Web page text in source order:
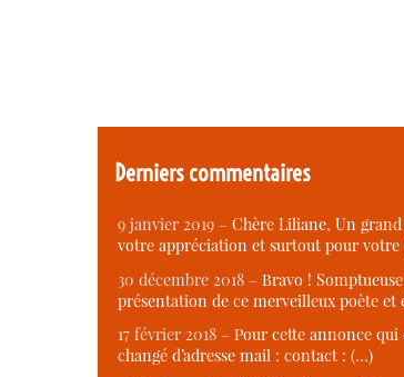
Derniers commentaires
9 janvier 2019 – Chère Liliane, Un
votre appréciation et surtout pour
30 décembre 2018 – Bravo !
présentation de ce merveilleux poète
17 février 2018 – Pour cette annonce qui
changé d’adresse mail : contact : (…)